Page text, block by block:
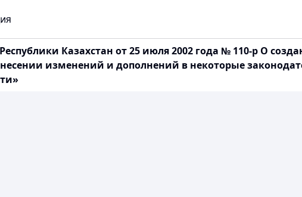
Казахстан от 25 июля 2002 года № 110-р О
изменений и дополнений в некоторые